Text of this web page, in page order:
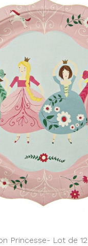
Princesse- Lot de 12